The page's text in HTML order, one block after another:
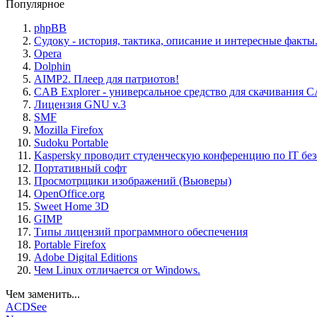
Популярное
phpBB
Судоку - история, тактика, описание и интересные факты.
Opera
Dolphin
AIMP2. Плеер для патриотов!
CAB Explorer - универсальное средство для скачивания
Лицензия GNU v.3
SMF
Mozilla Firefox
Sudoku Portable
Kaspersky проводит студенческую конференцию по IT
Портативный софт
Просмотрщики изображений (Вьюверы)
OpenOffice.org
Sweet Home 3D
GIMP
Типы лицензий программного обеспечения
Portable Firefox
Adobe Digital Editions
Чем Linux отличается от Windows.
Чем заменить...
ACDSee